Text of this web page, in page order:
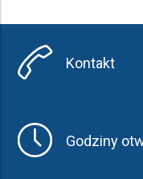
Kontakt
Godziny